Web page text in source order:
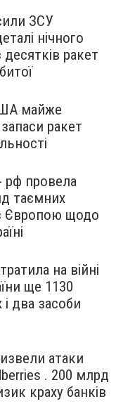
ЗСУ
нічного
десятків ракет
майже
ракет
рф провела
таємних
Європою щодо
на війні
ще 1130
і два засоби
атаки
. 200 млрд
краху банків